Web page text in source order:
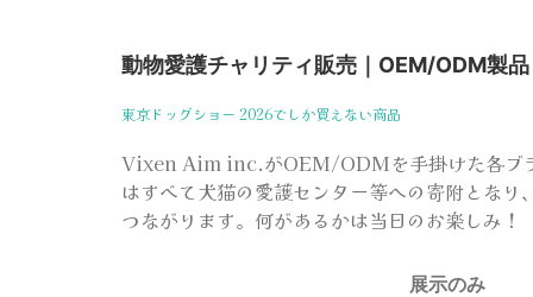
動物愛護チャリティ販売｜OEM/ODM製品
東京ドッグショー 2026でしか買えない商品
Vixen Aim inc.がOEM/ODMを手掛けた各ブ
はすべて犬猫の愛護センター等への寄附となり
つながります。何があるかは当日のお楽しみ！
展示のみ